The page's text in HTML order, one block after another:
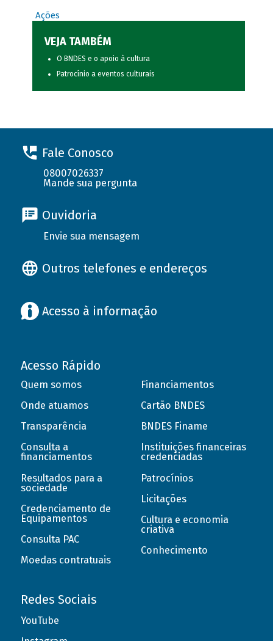
Ações
VEJA TAMBÉM
O BNDES e o apoio à cultura
Patrocínio a eventos culturais
Fale Conosco
08007026337
Mande sua pergunta
Ouvidoria
Envie sua mensagem
Outros telefones e endereços
Acesso à informação
Acesso Rápido
Quem somos
Onde atuamos
Transparência
Consulta a
financiamentos
Resultados para a
sociedade
Credenciamento de
Equipamentos
Consulta PAC
Moedas contratuais
Financiamentos
Cartão BNDES
BNDES Finame
Instituições financeiras
credenciadas
Patrocínios
Licitações
Cultura e economia
criativa
Conhecimento
Redes Sociais
YouTube